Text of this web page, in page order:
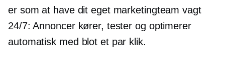
er som at have dit eget marketingteamvagt
24/7: Annoncer kører, tester og optimerer
automatisk med blot et par klik.